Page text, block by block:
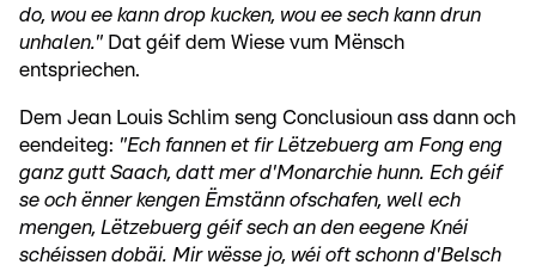
do, wou ee kann drop kucken, wou ee sech kann drun
unhalen." Dat géif dem Wiese vum Mënsch
entspriechen.
Dem Jean Louis Schlim seng Conclusioun ass dann och
eendeiteg: "Ech fannen et fir Lëtzebuerg am Fong eng
ganz gutt Saach, datt mer d'Monarchie hunn. Ech géif
se och ënner kengen Ëmstänn ofschafen, well ech
mengen, Lëtzebuerg géif sech an den eegene Knéi
schéissen dobäi. Mir wësse jo, wéi oft schonn d'Belsch